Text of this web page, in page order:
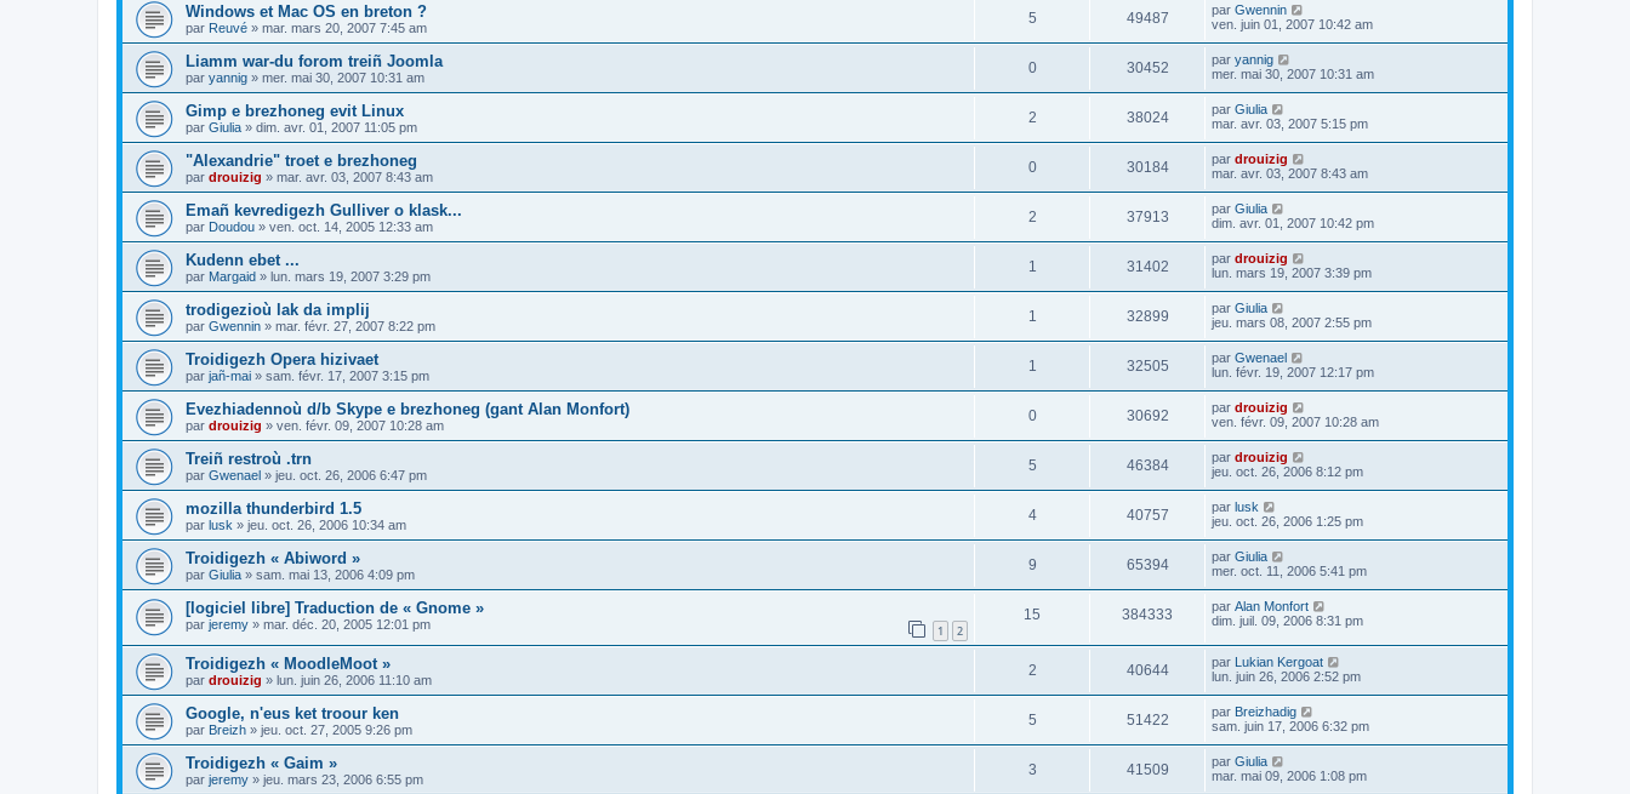
Windows et Mac OS en breton ?
par Reuvé » mar. mars 20, 2007 7:45 am
5 49487 par Gwennin
ven. juin 01, 2007 10:42 am
Liamm war-du forom treiñ Joomla
par yannig » mer. mai 30, 2007 10:31 am
0 30452 par yannig
mer. mai 30, 2007 10:31 am
Gimp e brezhoneg evit Linux
par Giulia » dim. avr. 01, 2007 11:05 pm
2 38024 par Giulia
mar. avr. 03, 2007 5:15 pm
"Alexandrie" troet e brezhoneg
par drouizig » mar. avr. 03, 2007 8:43 am
0 30184 par drouizig
mar. avr. 03, 2007 8:43 am
Emañ kevredigezh Gulliver o klask...
par Doudou » ven. oct. 14, 2005 12:33 am
2 37913 par Giulia
dim. avr. 01, 2007 10:42 pm
Kudenn ebet ...
par Margaid » lun. mars 19, 2007 3:29 pm
1 31402 par drouizig
lun. mars 19, 2007 3:39 pm
trodigezioù lak da implij
par Gwennin » mar. févr. 27, 2007 8:22 pm
1 32899 par Giulia
jeu. mars 08, 2007 2:55 pm
Troidigezh Opera hizivaet
par jañ-mai » sam. févr. 17, 2007 3:15 pm
1 32505 par Gwenael
lun. févr. 19, 2007 12:17 pm
Evezhiadennoù d/b Skype e brezhoneg (gant Alan Monfort)
par drouizig » ven. févr. 09, 2007 10:28 am
0 30692 par drouizig
ven. févr. 09, 2007 10:28 am
Treiñ restroù .trn
par Gwenael » jeu. oct. 26, 2006 6:47 pm
5 46384 par drouizig
jeu. oct. 26, 2006 8:12 pm
mozilla thunderbird 1.5
par lusk » jeu. oct. 26, 2006 10:34 am
4 40757 par lusk
jeu. oct. 26, 2006 1:25 pm
Troidigezh « Abiword »
par Giulia » sam. mai 13, 2006 4:09 pm
9 65394 par Giulia
mer. oct. 11, 2006 5:41 pm
[logiciel libre] Traduction de « Gnome »
par jeremy » mar. déc. 20, 2005 12:01 pm 1 2
15 384333 par Alan Monfort
dim. juil. 09, 2006 8:31 pm
Troidigezh « MoodleMoot »
par drouizig » lun. juin 26, 2006 11:10 am
2 40644 par Lukian Kergoat
lun. juin 26, 2006 2:52 pm
Google, n'eus ket troour ken
par Breizh » jeu. oct. 27, 2005 9:26 pm
5 51422 par Breizhadig
sam. juin 17, 2006 6:32 pm
Troidigezh « Gaim »
par jeremy » jeu. mars 23, 2006 6:55 pm
3 41509 par Giulia
mar. mai 09, 2006 1:08 pm